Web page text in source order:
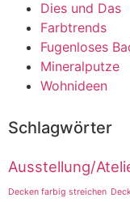
Dies und Das
Farbtrends
Fugenloses
Mineralputze
Wohnideen
Schlagwörter
Ausstellung/
Decken farbig streichen